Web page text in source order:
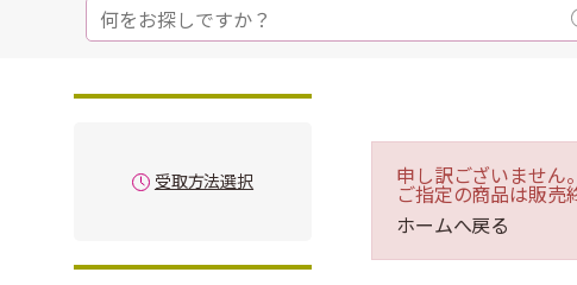
受取方法選択
申し訳ございません。
ご指定の商品は販売
ホームへ戻る